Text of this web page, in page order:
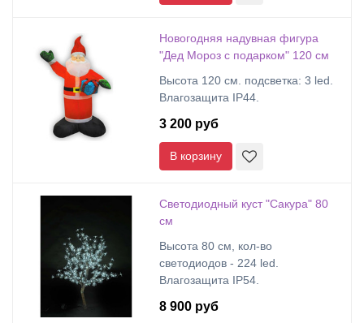
Новогодняя надувная фигура
"Дед Мороз с подарком" 120 см
Высота 120 см. подсветка: 3 led.
Влагозащита IP44.
3 200 руб
В корзину
Светодиодный куст "Сакура" 80
см
Высота 80 см, кол-во
светодиодов - 224 led.
Влагозащита IP54.
8 900 руб